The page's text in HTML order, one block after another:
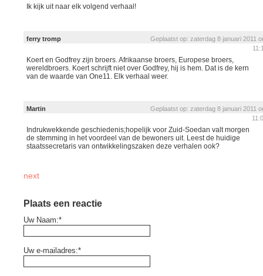
Ik kijk uit naar elk volgend verhaal!
ferry tromp
Geplaatst op: zaterdag 8 januari 2011
Koert en Godfrey zijn broers. Afrikaanse broers, Europese broers,
wereldbroers. Koert schrijft niet over Godfrey, hij is hem. Dat is de kern
van de waarde van One11. Elk verhaal weer.
Martin
Geplaatst op: zaterdag 8 januari 2011
Indrukwekkende geschiedenis;hopelijk voor Zuid-Soedan valt morgen
de stemming in het voordeel van de bewoners uit. Leest de huidige
staatssecretaris van ontwikkelingszaken deze verhalen ook?
next
Plaats een reactie
Uw Naam:*
Uw e-mailadres:*